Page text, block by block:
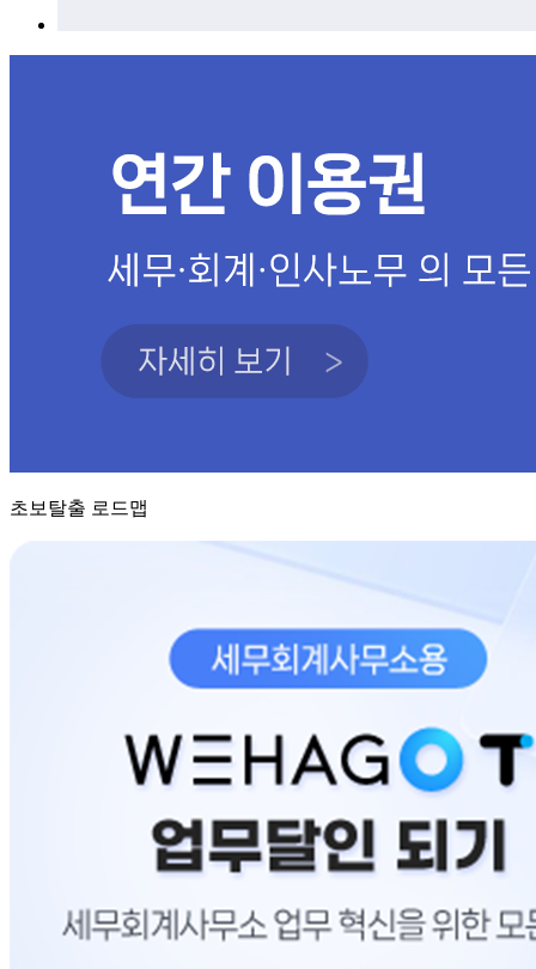
초보탈출 로드맵